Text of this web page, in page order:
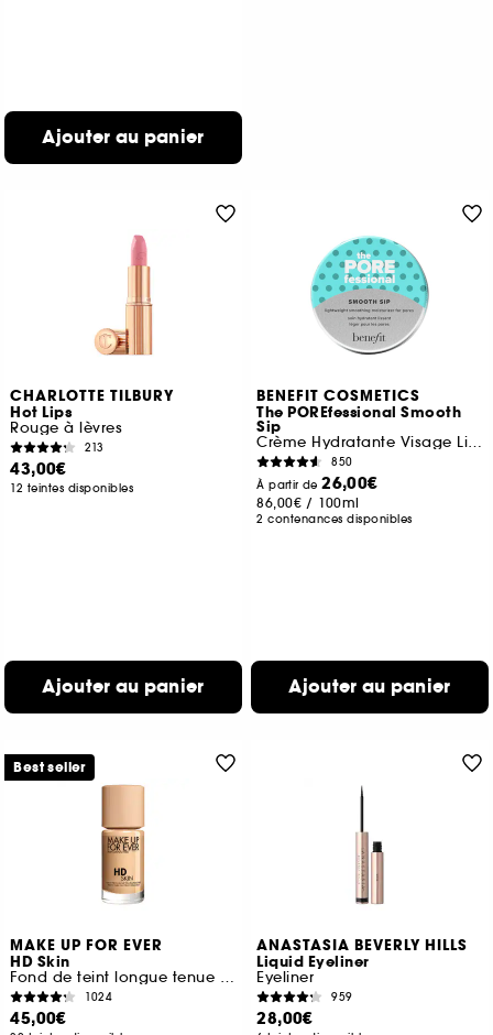
Ajouter au panier
CHARLOTTE TILBURY
Hot Lips
Rouge à lèvres
213
43,00€
12 teintes disponibles
Ajouter au panier
BENEFIT COSMETICS
The POREfessional Smooth
Sip
Crème Hydratante Visage Lissante pour les pores
850
À partir de26,00€
86,00€ / 100ml
2 contenances disponibles
Ajouter au panier
MAKE UP FOR EVER
HD Skin
Fond de teint longue tenue imperceptible
1024
45,00€
Best seller
ANASTASIA BEVERLY HILLS
Liquid Eyeliner
Eyeliner
959
28,00€